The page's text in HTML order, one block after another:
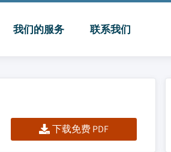
我们的服务 联系我们
下载免费 PDF